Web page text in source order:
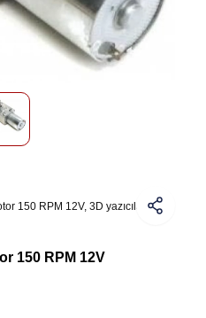
150 RPM 12V, 3D yazıcılar
150 RPM 12V